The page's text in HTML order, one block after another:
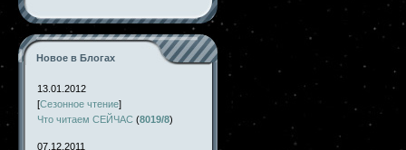
Новое в Блогах
13.01.2012
[Сезонное чтение]
Что читаем СЕЙЧАС (8019/8)
07.12.2011